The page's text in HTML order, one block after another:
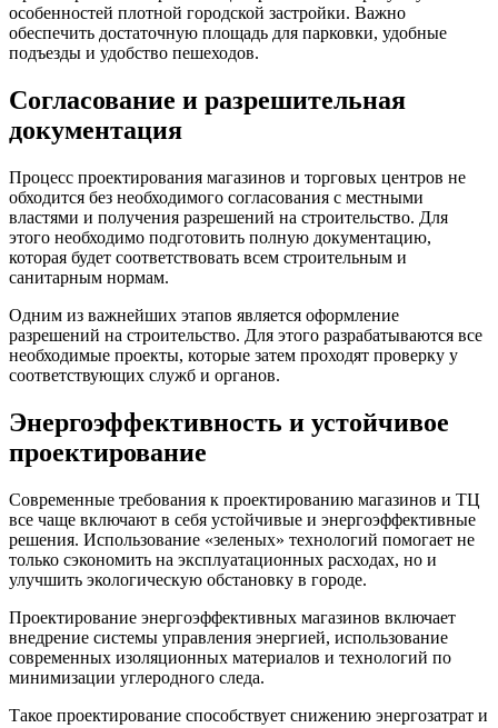
особенностей плотной городской застройки. Важно
обеспечить достаточную площадь для парковки, удобные
подъезды и удобство пешеходов.
Согласование и разрешительная
документация
Процесс проектирования магазинов и торговых центров не
обходится без необходимого согласования с местными
властями и получения разрешений на строительство. Для
этого необходимо подготовить полную документацию,
которая будет соответствовать всем строительным и
санитарным нормам.
Одним из важнейших этапов является оформление
разрешений на строительство. Для этого разрабатываются все
необходимые проекты, которые затем проходят проверку у
соответствующих служб и органов.
Энергоэффективность и устойчивое
проектирование
Современные требования к проектированию магазинов и ТЦ
все чаще включают в себя устойчивые и энергоэффективные
решения. Использование «зеленых» технологий помогает не
только сэкономить на эксплуатационных расходах, но и
улучшить экологическую обстановку в городе.
Проектирование энергоэффективных магазинов включает
внедрение системы управления энергией, использование
современных изоляционных материалов и технологий по
минимизации углеродного следа.
Такое проектирование способствует снижению энергозатрат и